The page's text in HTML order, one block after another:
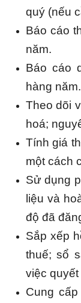
quý (nếu
Báo cáo
năm.
Báo cáo
hàng năm.
Theo dõi
hoá;
Tính giá
một cách
Sử dụng
liệu và
độ đã
Sắp xếp
thuế; sổ
việc
Cung